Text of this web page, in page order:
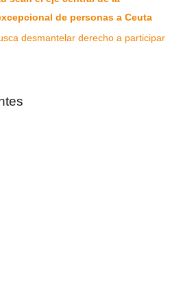
de personas a Ceuta
desmantelar derecho a participar